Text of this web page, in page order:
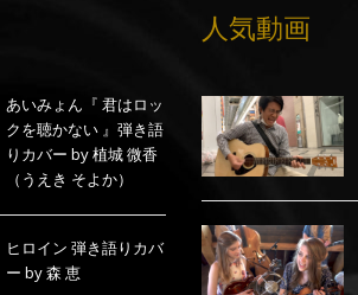
あいみょん『 君はロッ
クを聴かない 』弾き語
りカバー by 植城 微香
（うえき そよか）
ヒロイン 弾き語りカバ
ー by 森 恵
人気動画